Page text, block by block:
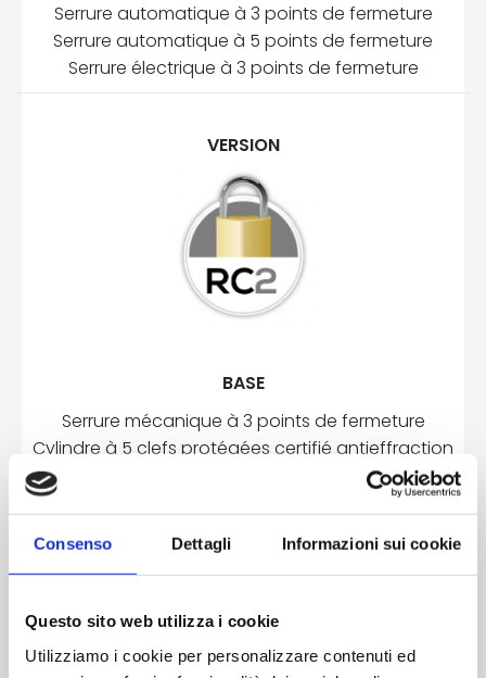
Consenso Dettagli Informazioni sui cookie
Questo sito web utilizza i cookie
Utilizziamo i cookie per personalizzare contenuti ed
Serrure automatique à 3 points de fermeture
Serrure automatique à 5 points de fermeture
Serrure électrique à 3 points de fermeture
VERSION
BASE
Serrure mécanique à 3 points de fermeture
Cylindre à 5 clefs protégées certifié antieffraction
3 paumelles en deux parties réglables en acier
Serrure mécanique à 5 points de fermeture
Serrure automatique à 3 points de fermeture